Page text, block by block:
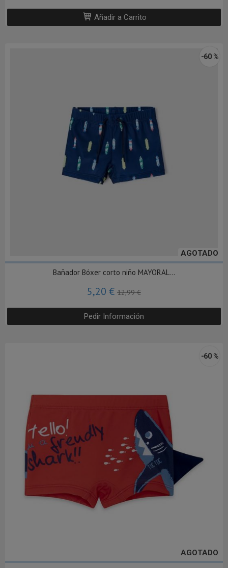
Añadir a Carrito
AGOTADO
-60 %
Bañador Bóxer corto niño MAYORAL...
5,20 € 12,99 €
Pedir Información
AGOTADO
-60 %